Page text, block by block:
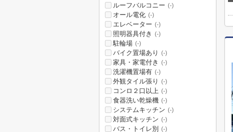
ルーフバルコニー (-)
オール電化 (-)
エレベーター (-)
照明器具付き (-)
駐輪場 (-)
バイク置場あり (-)
家具・家電付き (-)
洗濯機置場有 (-)
外観タイル張り (-)
コンロ２口以上 (-)
食器洗い乾燥機 (-)
システムキッチン (-)
対面式キッチン (-)
バス・トイレ別 (-)